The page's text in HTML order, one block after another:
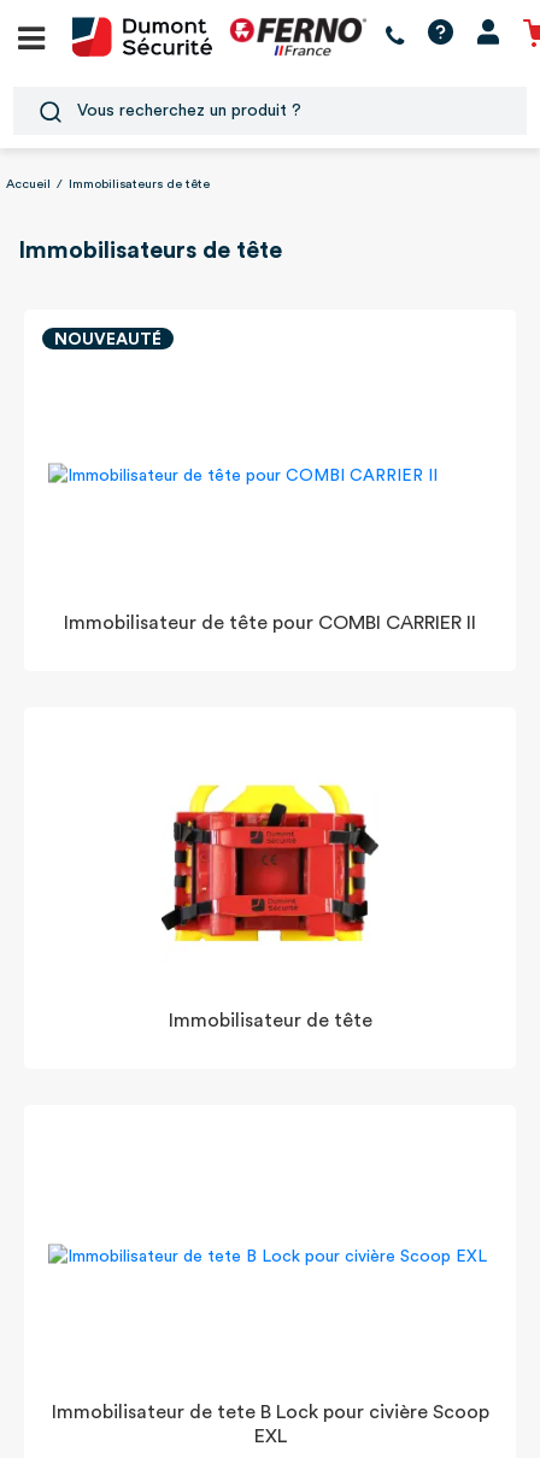
Accueil / Immobilisateurs de tête
Immobilisateurs de tête
NOUVEAUTÉ
Immobilisateur de tête pour COMBI CARRIER II
Immobilisateur de tête
Immobilisateur de tete B Lock pour civière Scoop
EXL